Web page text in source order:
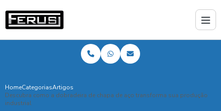
HomeCategoriasArtigos
Descubra como a dobradeira de chapa de aço transforma sua produção
industrial